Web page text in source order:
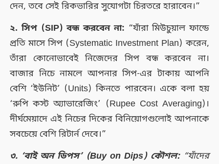
দেন, তবে সেই রিকভারির সুযোগটা চিরতরে হারাবেন।”
২. সিপ (SIP) বন্ধ করবেন না: “যাঁরা মিউচুয়াল ফান্ডে
প্রতি মাসে সিপ (Systematic Investment Plan) করেন,
তাঁরা কোনোভাবেই নিজেদের সিপ বন্ধ করবেন না।
বাজার নিচে নামলে আপনার সিপ-এর টাকায় আপনি
বেশি ‘ইউনিট’ (Units) কিনতে পারবেন। একে বলা হয়
‘রুপি কস্ট অ্যাভারেজিং’ (Rupee Cost Averaging)।
দীর্ঘমেয়াদে এই নিচের দিকের বিনিয়োগগুলোই আপনাকে
সবচেয়ে বেশি রিটার্ন দেবে।”
৩. ‘বাই অন ডিপস’ (Buy on Dips) কৌশল:“যাঁদের